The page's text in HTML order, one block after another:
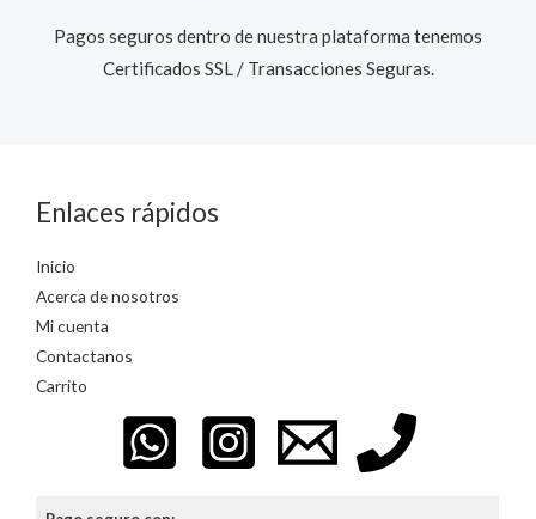
Pagos seguros dentro de nuestra plataforma tenemos
Certificados SSL / Transacciones Seguras.​
Enlaces rápidos
Inicio
Acerca de nosotros
Mi cuenta
Contactanos
Carrito